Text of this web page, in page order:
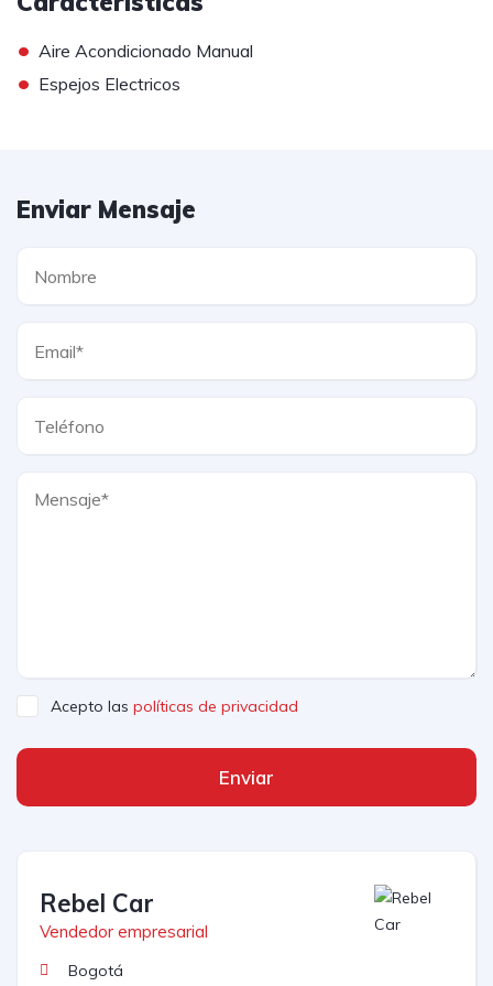
• Aire Acondicionado Manual
• Espejos Electricos
Enviar Mensaje
Acepto las políticas de privacidad
Enviar
Rebel Car
Vendedor empresarial
Bogotá